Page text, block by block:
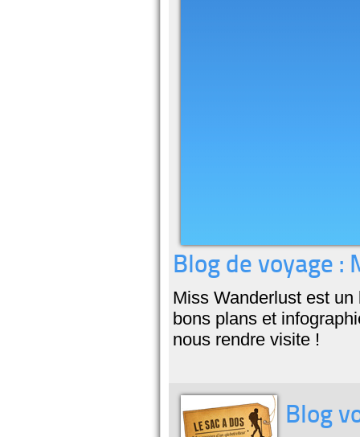
Blog de voyage :
Miss Wanderlust est
bons plans et
nous rendre visite !
Blog